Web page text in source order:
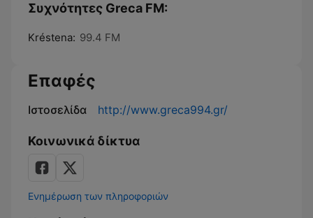
Συχνότητες Greca FM:
Kréstena: 99.4 FM
Επαφές
Ιστοσελίδα http://www.greca994.gr/
Κοινωνικά δίκτυα
Ενημέρωση των πληροφοριών